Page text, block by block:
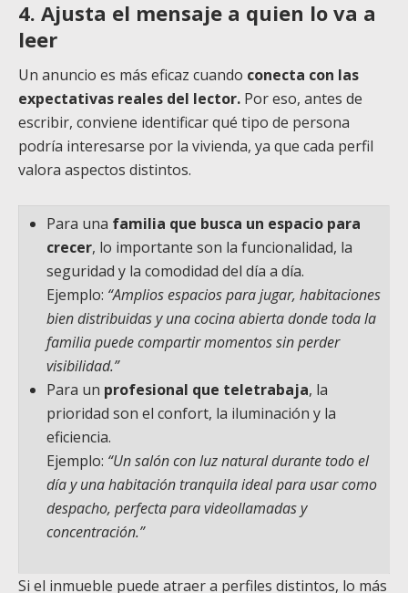
4. Ajusta el mensaje a quien lo va a
leer
Un anuncio es más eficaz cuando conecta con las
expectativas reales del lector. Por eso, antes de
escribir, conviene identificar qué tipo de persona
podría interesarse por la vivienda, ya que cada perfil
valora aspectos distintos.
Para una familia que busca un espacio para
crecer, lo importante son la funcionalidad, la
seguridad y la comodidad del día a día.
Ejemplo: “Amplios espacios para jugar, habitaciones
bien distribuidas y una cocina abierta donde toda la
familia puede compartir momentos sin perder
visibilidad.”
Para un profesional que teletrabaja, la
prioridad son el confort, la iluminación y la
eficiencia.
Ejemplo: “Un salón con luz natural durante todo el
día y una habitación tranquila ideal para usar como
despacho, perfecta para videollamadas y
concentración.”
Si el inmueble puede atraer a perfiles distintos, lo más